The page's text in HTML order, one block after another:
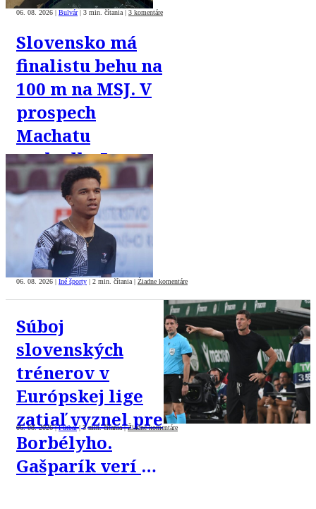
06. 08. 2026 | Bulvár | 3 min. čítania | 3 komentáre
Slovensko má
finalistu behu na
100 m na MSJ. V
prospech
Machatu
rozhodlo 5
tisícin sekundy
06. 08. 2026 | Iné športy | 2 min. čítania | Žiadne komentáre
Súboj
slovenských
trénerov v
Európskej lige
zatiaľ vyznel pre
Borbélyho.
Gašparík verí v
06. 08. 2026| Futbal |3 min. čítania| Žiadne komentáre